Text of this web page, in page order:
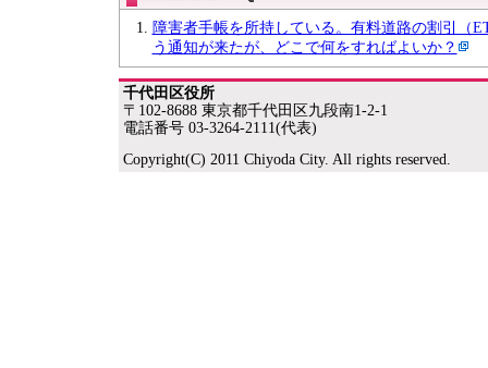
障害者手帳を所持している。有料道路の割引（
う通知が来たが、どこで何をすればよいか？
千代田区役所
〒102-8688 東京都千代田区九段南1-2-1
電話番号 03-3264-2111(代表)
Copyright(C) 2011 Chiyoda City. All rights reserved.